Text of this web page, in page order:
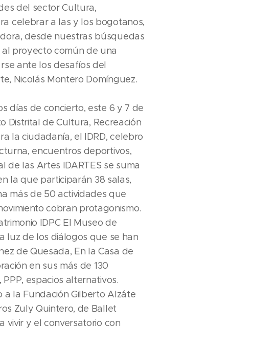
del sector Cultura,
celebrar a las y los bogotanos,
desde nuestras búsquedas
proyecto común de una
ante los desafíos del
Nicolás Montero Domínguez.
días de concierto, este 6 y 7 de
Distrital de Cultura, Recreación
la ciudadanía, el IDRD, celebro
encuentros deportivos,
de las Artes IDARTES se suma
la que participarán 38 salas,
más de 50 actividades que
cobran protagonismo.
IDPC El Museo de
luz de los diálogos que se han
de Quesada, En la Casa de
en sus más de 130
espacios alternativos.
la Fundación Gilberto Alzáte
Zuly Quintero, de Ballet
vivir y el conversatorio con